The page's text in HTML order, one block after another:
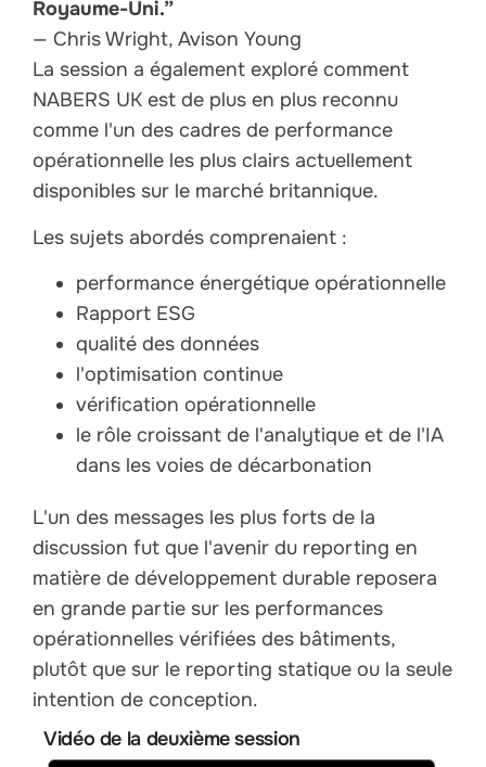
Royaume-Uni.”
— Chris Wright, Avison Young
La session a également exploré comment
NABERS UK est de plus en plus reconnu
comme l'un des cadres de performance
opérationnelle les plus clairs actuellement
disponibles sur le marché britannique.
Les sujets abordés comprenaient :
performance énergétique opérationnelle
Rapport ESG
qualité des données
l'optimisation continue
vérification opérationnelle
le rôle croissant de l'analytique et de l'IA
dans les voies de décarbonation
L'un des messages les plus forts de la
discussion fut que l'avenir du reporting en
matière de développement durable reposera
en grande partie sur les performances
opérationnelles vérifiées des bâtiments,
plutôt que sur le reporting statique ou la seule
intention de conception.
Vidéo de la deuxième session